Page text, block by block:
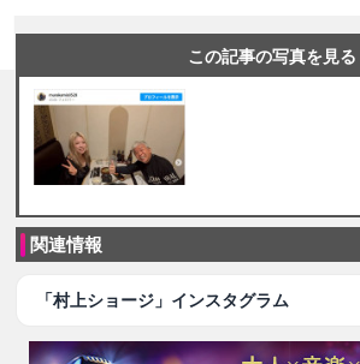
この記事の写真を見る
関連情報
「村上ショージ」インスタグラム